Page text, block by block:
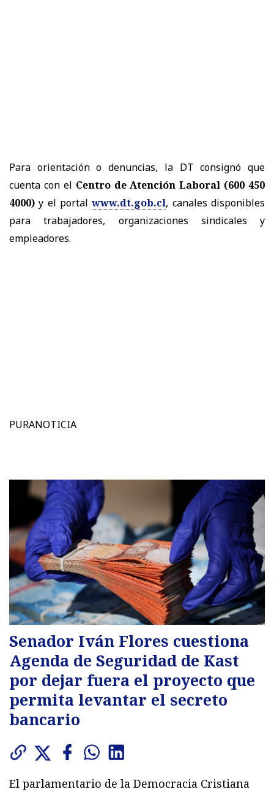
Para orientación o denuncias, la DT consignó que
cuenta con el Centro de Atención Laboral (600 450
4000) y el portalwww.dt.gob.cl, canales disponibles
para trabajadores, organizaciones sindicales y
empleadores.
PURANOTICIA
Senador Iván Flores cuestiona
Agenda de Seguridad de Kast
por dejar fuera el proyecto que
permita levantar el secreto
bancario
El parlamentario de la Democracia Cristiana